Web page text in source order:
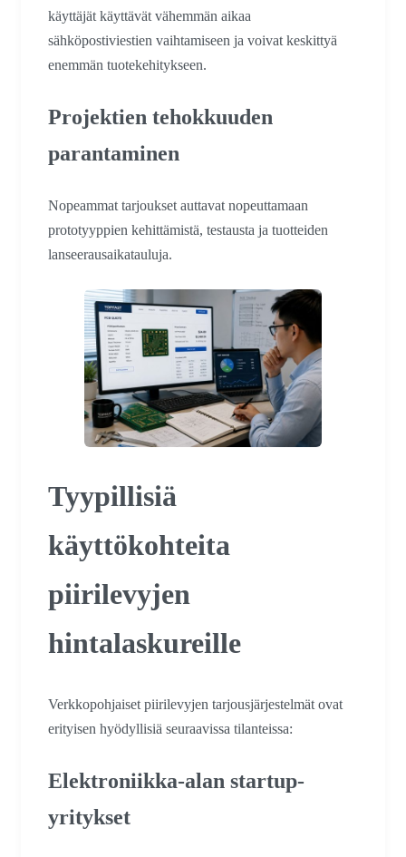
käyttäjät käyttävät vähemmän aikaa
sähköpostiviestien vaihtamiseen ja voivat keskittyä
enemmän tuotekehitykseen.
Projektien tehokkuuden
parantaminen
Nopeammat tarjoukset auttavat nopeuttamaan
prototyyppien kehittämistä, testausta ja tuotteiden
lanseerausaikatauluja.
Tyypillisiä
käyttökohteita
piirilevyjen
hintalaskureille
Verkkopohjaiset piirilevyjen tarjousjärjestelmät ovat
erityisen hyödyllisiä seuraavissa tilanteissa:
Elektroniikka-alan startup-
yritykset